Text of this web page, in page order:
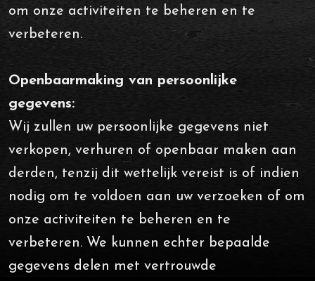
om onze activiteiten te beheren en te
verbeteren.
Openbaarmaking van persoonlijke
gegevens:
Wij zullen uw persoonlijke gegevens niet
verkopen, verhuren of openbaar maken aan
derden, tenzij dit wettelijk vereist is of indien
nodig om te voldoen aan uw verzoeken of om
onze activiteiten te beheren en te
verbeteren. We kunnen echter bepaalde
gegevens delen met vertrouwde